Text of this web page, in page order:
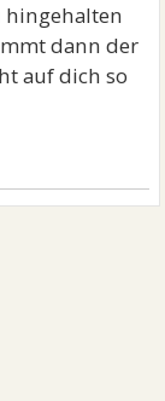
ist
überweist
von der
dann der
auf dich so